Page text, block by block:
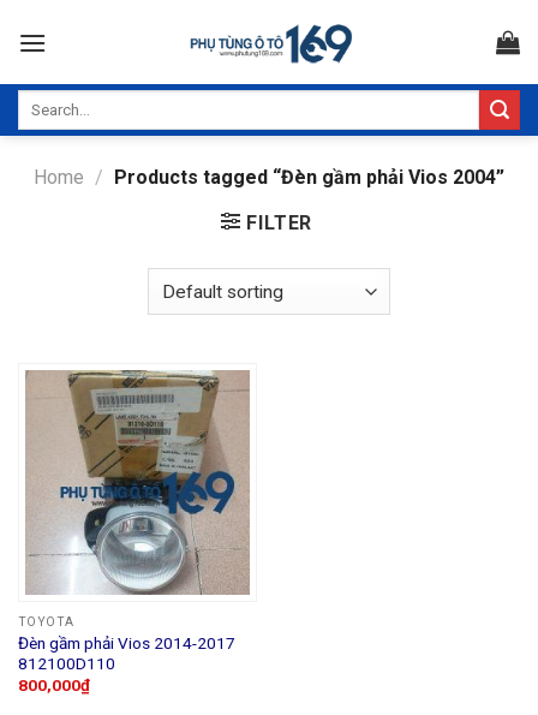
Home / Products tagged “Đèn gầm phải Vios 2004”
FILTER
TOYOTA
Đèn gầm phải Vios 2014-2017
812100D110
800,000₫